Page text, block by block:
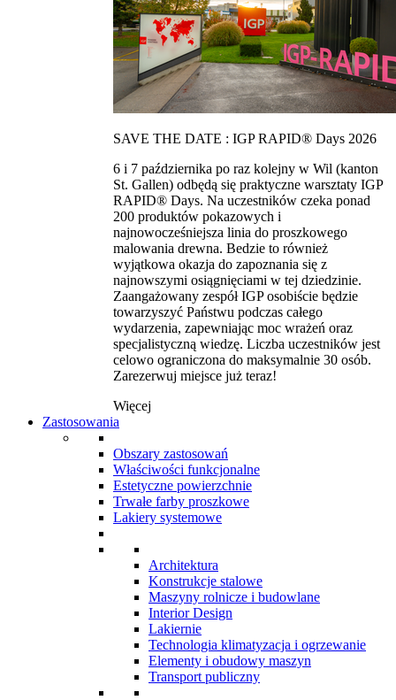
SAVE THE DATE : IGP RAPID® Days 2026
6 i 7 października po raz kolejny w Wil (kanton
St. Gallen) odbędą się praktyczne warsztaty IGP
RAPID® Days. Na uczestników czeka ponad
200 produktów pokazowych i
najnowocześniejsza linia do proszkowego
malowania drewna. Bedzie to również
wyjątkowa okazja do zapoznania się z
najnowszymi osiągnięciami w tej dziedzinie.
Zaangażowany zespół IGP osobiście będzie
towarzyszyć Państwu podczas całego
wydarzenia, zapewniając moc wrażeń oraz
specjalistyczną wiedzę. Liczba uczestników jest
celowo ograniczona do maksymalnie 30 osób.
Zarezerwuj miejsce już teraz!
Więcej
Zastosowania
Obszary zastosowań
Właściwości funkcjonalne
Estetyczne powierzchnie
Trwałe farby proszkowe
Lakiery systemowe
Architektura
Konstrukcje stalowe
Maszyny rolnicze i budowlane
Interior Design
Lakiernie
Technologia klimatyzacja i ogrzewanie
Elementy i obudowy maszyn
Transport publiczny